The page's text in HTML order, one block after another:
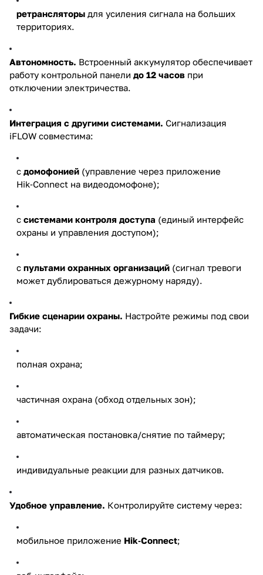
ретрансляторы для усиления сигнала на больших
территориях.
Автономность. Встроенный аккумулятор обеспечивает
работу контрольной панели до 12 часов при
отключении электричества.
Интеграция с другими системами. Сигнализация
iFLOW совместима:
с домофонией (управление через приложение
Hik‑Connect на видеодомофоне);
с системами контроля доступа (единый интерфейс
охраны и управления доступом);
с пультами охранных организаций (сигнал тревоги
может дублироваться дежурному наряду).
Гибкие сценарии охраны. Настройте режимы под свои
задачи:
полная охрана;
частичная охрана (обход отдельных зон);
автоматическая постановка/снятие по таймеру;
индивидуальные реакции для разных датчиков.
Удобное управление. Контролируйте систему через:
мобильное приложение Hik‑Connect;